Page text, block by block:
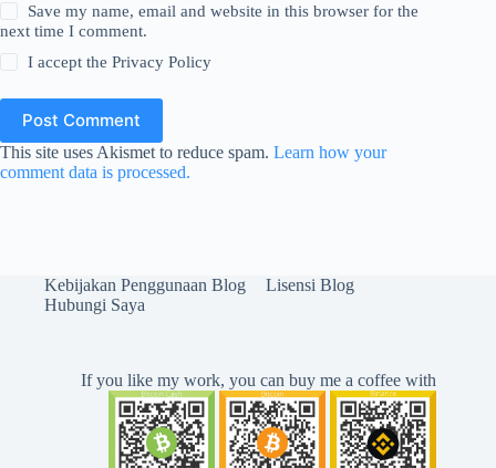
Save my name, email and website in this browser for the
next time I comment.
I accept thePrivacy Policy
Post Comment
This site uses Akismet to reduce spam. Learn how your
comment data is processed.
Kebijakan Penggunaan Blog
Lisensi Blog
Hubungi Saya
If you like my work, you can buy me a coffee with